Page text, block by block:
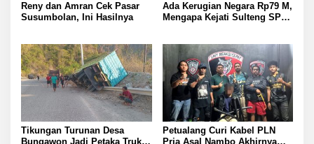
Reny dan Amran Cek Pasar
Susumbolan, Ini Hasilnya
Ada Kerugian Negara Rp79 M,
Mengapa Kejati Sulteng SP3
Tikungan Turunan Desa
Bungawon Jadi Petaka Truk
Petualang Curi Kabel PLN
Pria Asal Nambo Akhirnya